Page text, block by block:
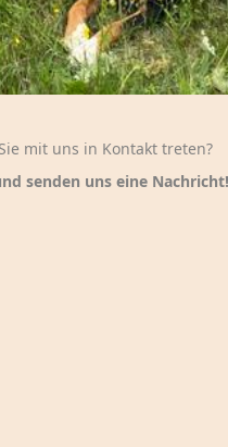
mit uns in Kontakt treten?
senden uns eine Nachricht!